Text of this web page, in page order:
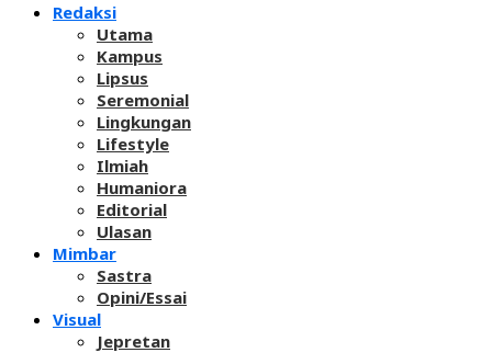
Redaksi
Utama
Kampus
Lipsus
Seremonial
Lingkungan
Lifestyle
Ilmiah
Humaniora
Editorial
Ulasan
Mimbar
Sastra
Opini/Essai
Visual
Jepretan